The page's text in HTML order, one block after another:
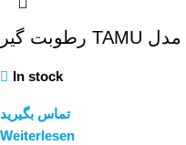
In stock
تماس بگیرید
Weiterlesen